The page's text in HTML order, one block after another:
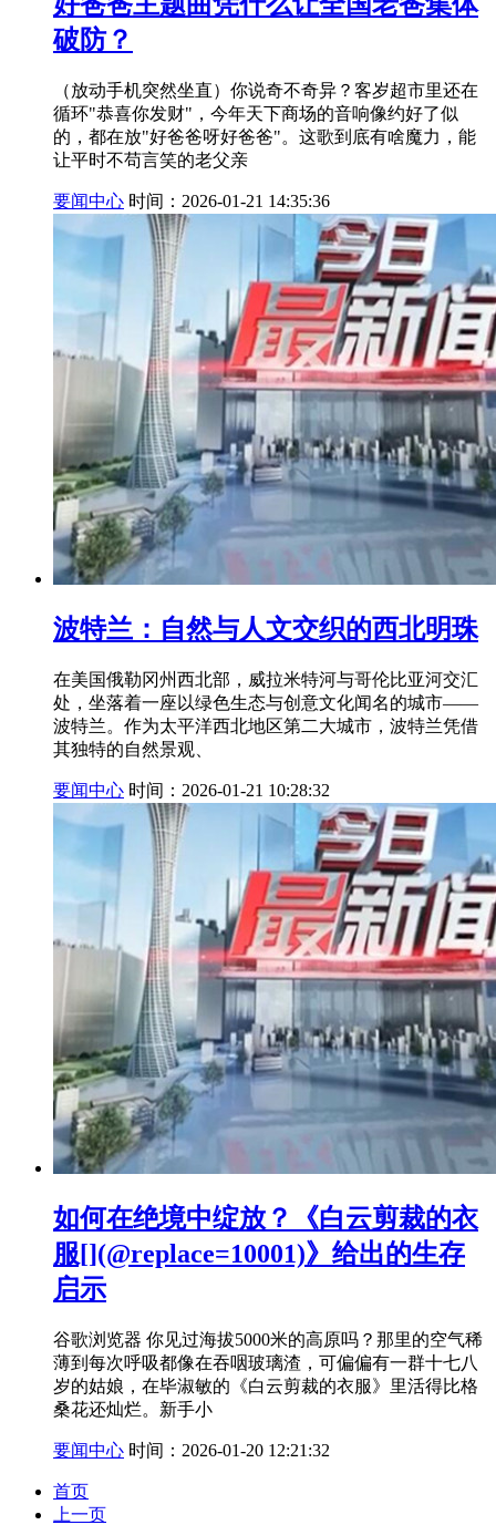
破防？
（放动手机突然坐直）你说奇不奇异？客岁超市里还在
循环"恭喜你发财"，今年天下商场的音响像约好了似
的，都在放"好爸爸呀好爸爸"。这歌到底有啥魔力，能
让平时不苟言笑的老父亲
要闻中心 时间：2026-01-21 14:35:36
波特兰：自然与人文交织的西北明珠
在美国俄勒冈州西北部，威拉米特河与哥伦比亚河交汇
处，坐落着一座以绿色生态与创意文化闻名的城市——
波特兰。作为太平洋西北地区第二大城市，波特兰凭借
其独特的自然景观、
要闻中心 时间：2026-01-21 10:28:32
如何在绝境中绽放？《白云剪裁的衣
服[](@replace=10001)》给出的生存
启示
谷歌浏览器 你见过海拔5000米的高原吗？那里的空气稀
薄到每次呼吸都像在吞咽玻璃渣，可偏偏有一群十七八
岁的姑娘，在毕淑敏的《白云剪裁的衣服》里活得比格
桑花还灿烂。新手小
要闻中心 时间：2026-01-20 12:21:32
首页
上一页